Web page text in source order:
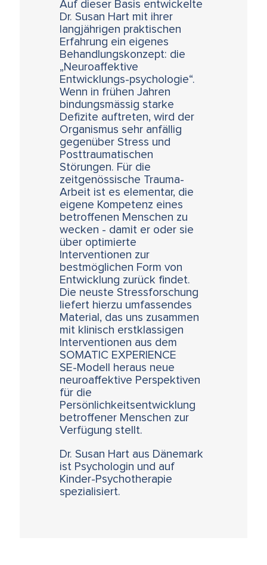
Auf dieser Basis entwickelte
Dr. Susan Hart mit ihrer
langjährigen praktischen
Erfahrung ein eigenes
Behandlungskonzept: die
„Neuroaffektive
Entwicklungs-psychologie“.
Wenn in frühen Jahren
bindungsmässig starke
Defizite auftreten, wird der
Organismus sehr anfällig
gegenüber Stress und
Posttraumatischen
Störungen. Für die
zeitgenössische Trauma-
Arbeit ist es elementar, die
eigene Kompetenz eines
betroffenen Menschen zu
wecken - damit er oder sie
über optimierte
Interventionen zur
bestmöglichen Form von
Entwicklung zurück findet.
Die neuste Stressforschung
liefert hierzu umfassendes
Material, das uns zusammen
mit klinisch erstklassigen
Interventionen aus dem
SOMATIC EXPERIENCE
SE-Modell heraus neue
neuroaffektive Perspektiven
für die
Persönlichkeitsentwicklung
betroffener Menschen zur
Verfügung stellt.
Dr. Susan Hart aus Dänemark
ist Psychologin und auf
Kinder-Psychotherapie
spezialisiert.